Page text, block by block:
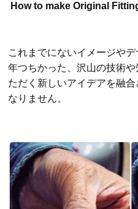
How to make Original
これまでにないイメージや
年つちかった、沢山の技術
ただく新しいアイデアを融
なりません。